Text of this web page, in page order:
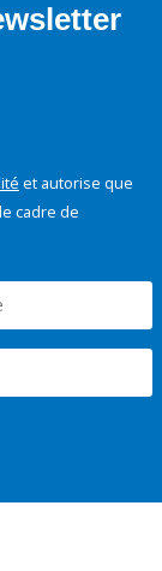
et autorise que
cadre de